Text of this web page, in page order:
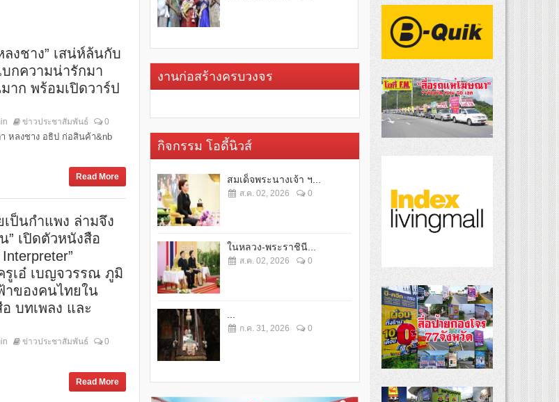
งชาง” เสน่ห์ล้นกับ
กความน่ารักมา
าก พร้อมเปิดวาร์ป
ข่าวประชาสัมพันธ์ 0
หลงชาง อธิป ก่อสินค้า&nb
Read More
เป็นกำแพง ล่ามจึง
” เปิดตัวหนังสือ
รูเอ๋ เบญจวรรณ ภูมิ
าของคนไทยใน
บทเพลง และ
ข่าวประชาสัมพันธ์ 0
Read More
งานก่อสร้างครบวงจร
กิจกรรม โอดี้นิวส์
สมเด็จพระนางเจ้า ฯ...
ส.ค. 02, 2026 0
ในหลวง-พระราชินี...
ส.ค. 02, 2026 0
ก.ค. 31, 2026 0